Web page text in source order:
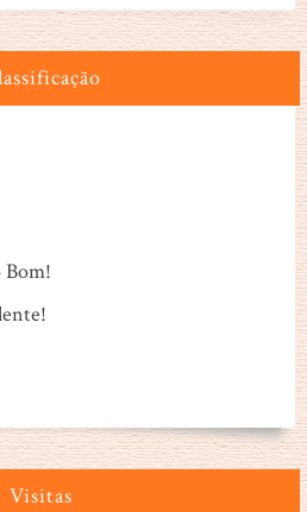
Visitas